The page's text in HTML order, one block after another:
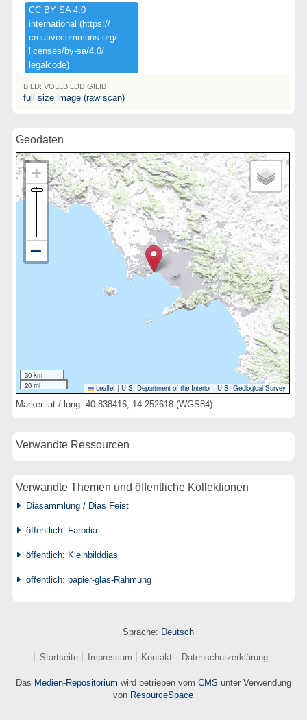
CC ​BY ​SA ​4.​0 ​
international ​(​https:​/​/​
creativecommons.​org/​
licenses/​by-​sa/​4.​0/​
legalcode)​
BILD: VOLLBILDDIGILIB
full size image (raw scan)
Geodaten
30 km
20 mi
Leaflet | U.S. Department of the Interior|U.S. Geological Survey
Marker lat / long: 40.838416, 14.252618 (WGS84)
Verwandte Ressourcen
Verwandte Themen und öffentliche Kollektionen
Diasammlung / Dias Feist
öffentlich: Farbdia
öffentlich: Kleinbilddias
öffentlich: papier-glas-Rahmung
Sprache: Deutsch
Startseite Impressum Kontakt Datenschutzerklärung
Das Medien-Repositorium wird betrieben vom CMS unter Verwendung
von ResourceSpace